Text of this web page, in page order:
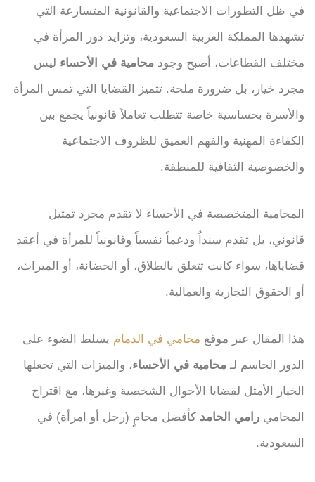
في ظل التطورات الاجتماعية والقانونية المتسارعة التي
تشهدها المملكة العربية السعودية، وتزايد دور المرأة في
مختلف القطاعات، أصبح وجود محامية في الأحساء ليس
مجرد خيار، بل ضرورة ملحة. تتميز القضايا التي تمس المرأة
والأسرة بحساسية خاصة تتطلب تعاملاً قانونياً يجمع بين
الكفاءة المهنية والفهم العميق للظروف الاجتماعية
والخصوصية الثقافية للمنطقة.
المحامية المتخصصة في الأحساء لا تقدم مجرد تمثيل
قانوني، بل تقدم سنداُ ودعماً نفسياً وقانونياً للمرأة في أعقد
قضاياها، سواء كانت تتعلق بالطلاق، أو الحضانة، أو الميراث،
أو الحقوق التجارية والعمالية.
هذا المقال عبر موقع محامي في الدمام يسلط الضوء على
الدور الحاسم لـ محامية في الأحساء، والميزات التي تجعلها
الخيار الأمثل لقضايا الأحوال الشخصية وغيرها، مع اقتراح
المحامي رامي الحامد كأفضل محامٍ (رجل أو امرأة) في
السعودية.